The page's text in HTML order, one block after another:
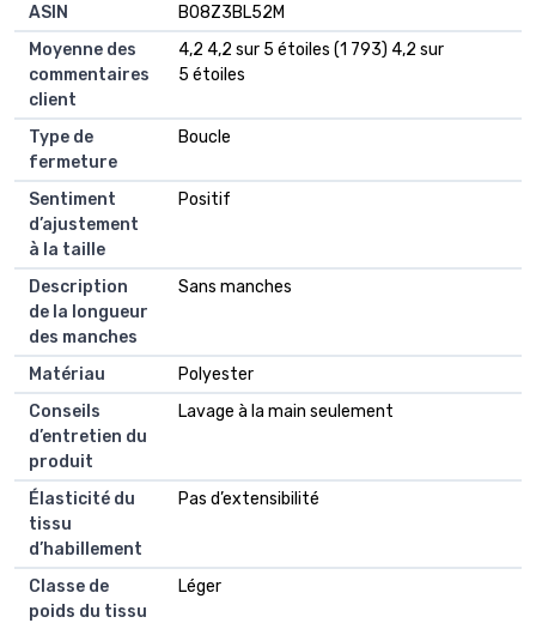
ASIN
B08Z3BL52M
Moyenne des
commentaires
client
4,2 4,2 sur 5 étoiles (1 793) 4,2 sur
5 étoiles
Type de
fermeture
Boucle
Sentiment
d’ajustement
à la taille
Positif
Description
de la longueur
des manches
Sans manches
Matériau
Polyester
Conseils
d’entretien du
produit
Lavage à la main seulement
Élasticité du
tissu
d’habillement
Pas d’extensibilité
Classe de
poids du tissu
Léger